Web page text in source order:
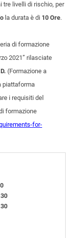
tre livelli di rischio, per
la durata è di 10 Ore.
di formazione
2021” rilasciate
(Formazione a
piattaforma
i requisiti del
formazione
for-